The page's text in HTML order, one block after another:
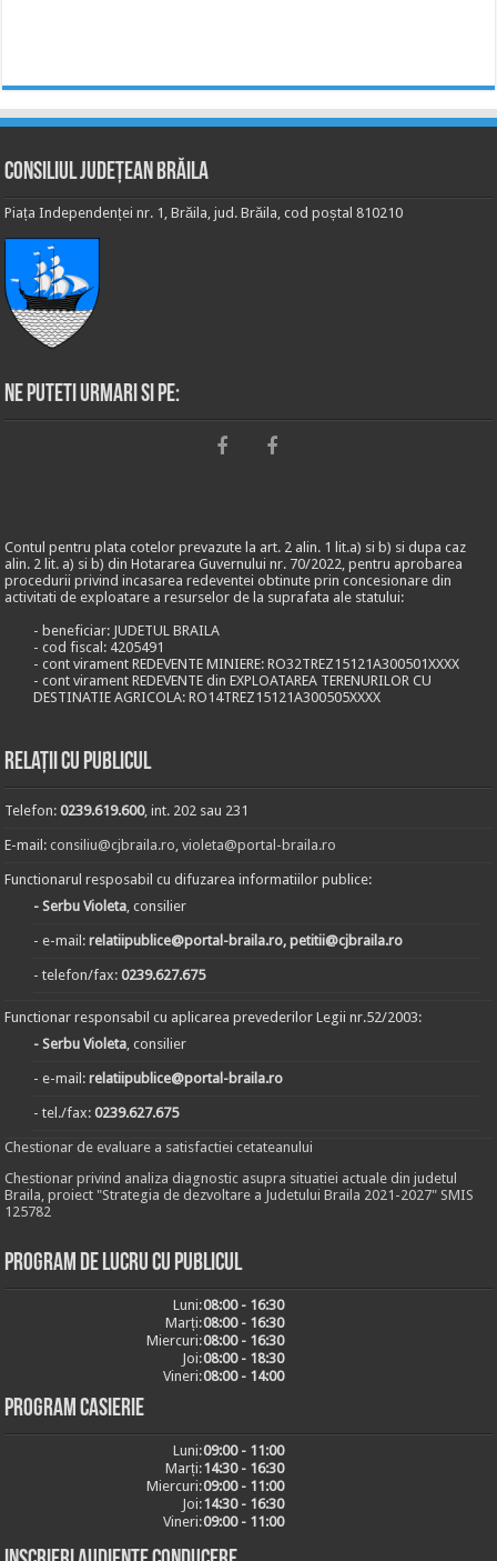
Consiliul Județean Brăila
Piața Independenței nr. 1, Brăila, jud. Brăila, cod poștal 810210
Ne puteti urmari si pe:
Contul pentru plata cotelor prevazute la art. 2 alin. 1 lit.a) si b) si dupa caz
alin. 2 lit. a) si b) din Hotararea Guvernului nr. 70/2022, pentru aprobarea
procedurii privind incasarea redeventei obtinute prin concesionare din
activitati de exploatare a resurselor de la suprafata ale statului:
- beneficiar: JUDETUL BRAILA
- cod fiscal: 4205491
- cont virament REDEVENTE MINIERE: RO32TREZ15121A300501XXXX
- cont virament REDEVENTE din EXPLOATAREA TERENURILOR CU
DESTINATIE AGRICOLA: RO14TREZ15121A300505XXXX
Relații cu publicul
Telefon:0239.619.600, int. 202 sau 231
E-mail:consiliu@cjbraila.ro,violeta@portal-braila.ro
Functionarul resposabil cu difuzarea informatiilor publice:
- Serbu Violeta, consilier
- e-mail:relatiipublice@portal-braila.ro, petitii@cjbraila.ro
- telefon/fax:0239.627.675
Functionar responsabil cu aplicarea prevederilor Legii nr.52/2003:
- Serbu Violeta, consilier
- e-mail:relatiipublice@portal-braila.ro
- tel./fax:0239.627.675
Chestionar de evaluare a satisfactiei cetateanului
Chestionar privind analiza diagnostic asupra situatiei actuale din judetul
Braila, proiect "Strategia de dezvoltare a Judetului Braila 2021-2027" SMIS
125782
Program de lucru cu publicul
Luni:08:00 - 16:30
Marți:08:00 - 16:30
Miercuri:08:00 - 16:30
Joi:08:00 - 18:30
Vineri:08:00 - 14:00
Program casierie
Luni:09:00 - 11:00
Marți:14:30 - 16:30
Miercuri:09:00 - 11:00
Joi:14:30 - 16:30
Vineri:09:00 - 11:00